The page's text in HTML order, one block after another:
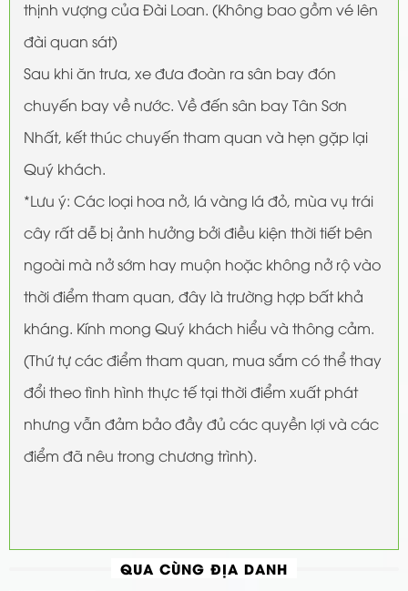
thịnh vượng của Đài Loan. (Không bao gồm vé lên
đài quan sát)
Sau khi ăn trưa, xe đưa đoàn ra sân bay đón
chuyến bay về nước. Về đến sân bay Tân Sơn
Nhất, kết thúc chuyến tham quan và hẹn gặp lại
Quý khách.
*Lưu ý: Các loại hoa nở, lá vàng lá đỏ, mùa vụ trái
cây rất dễ bị ảnh hưởng bởi điều kiện thời tiết bên
ngoài mà nở sớm hay muộn hoặc không nở rộ vào
thời điểm tham quan, đây là trường hợp bất khả
kháng. Kính mong Quý khách hiểu và thông cảm.
(Thứ tự các điểm tham quan, mua sắm có thể thay
đổi theo tình hình thực tế tại thời điểm xuất phát
nhưng vẫn đảm bảo đầy đủ các quyền lợi và các
điểm đã nêu trong chương trình).
QUA CÙNG ĐỊA DANH